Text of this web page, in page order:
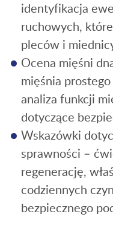
identyfikacja
ruchowych,
pleców i
Ocena mięśni
mięśnia
analiza funkcji
dotyczące
Wskazówki
sprawności –
regenerację,
codziennych
bezpiecznego